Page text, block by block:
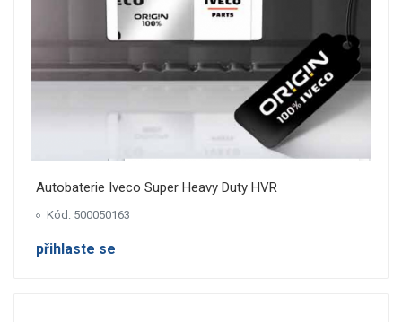
Autobaterie Iveco Super Heavy Duty HVR
Kód: 500050163
přihlaste se